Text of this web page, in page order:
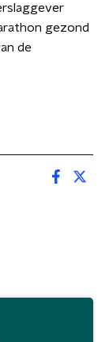
gezond
de